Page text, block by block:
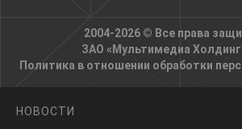
2004-2026 © Все права
ЗАО «Мультимедиа
Политика в отношении обработки
НОВОСТИ